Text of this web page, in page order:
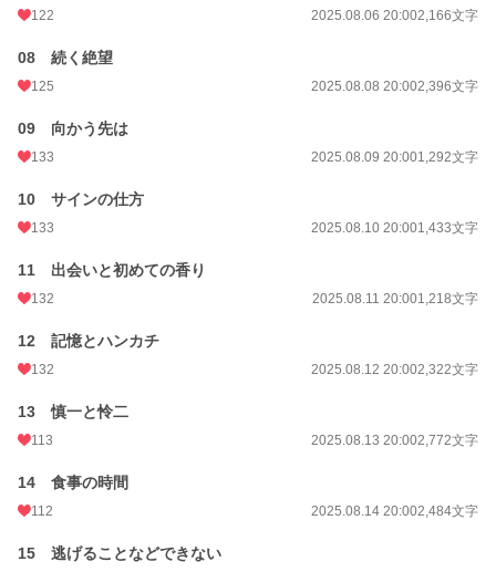
122 2025.08.06 20:002,166文字
08 続く絶望
125 2025.08.08 20:002,396文字
09 向かう先は
133 2025.08.09 20:001,292文字
10 サインの仕方
133 2025.08.10 20:001,433文字
11 出会いと初めての香り
132 2025.08.11 20:001,218文字
12 記憶とハンカチ
132 2025.08.12 20:002,322文字
13 慎一と怜二
113 2025.08.13 20:002,772文字
14 食事の時間
112 2025.08.14 20:002,484文字
15 逃げることなどできない